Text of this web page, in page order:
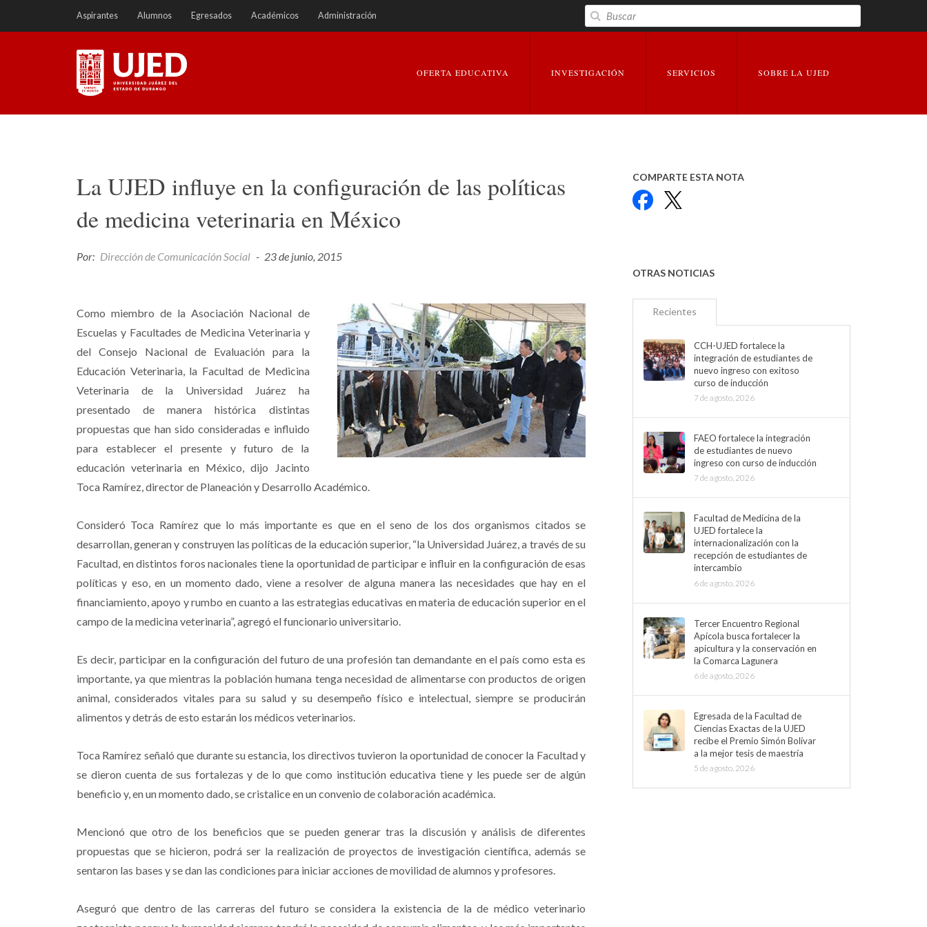
a
Buscar Buscar
Aspirantes Alumnos Egresados Académicos Administración
EXPANDIR
OFERTA EDUCATIVA EXPANDIR
INVESTIGACIÓN EXPANDIR
SERVICIOS EXPANDIR
SOBRE LA UJED
La UJED influye en la configuración de las políticas
de medicina veterinaria en México
Por: Dirección de Comunicación Social - 23 de junio, 2015
Como miembro de la Asociación Nacional de
Escuelas y Facultades de Medicina Veterinaria y
del Consejo Nacional de Evaluación para la
Educación Veterinaria, la Facultad de Medicina
Veterinaria de la Universidad Juárez ha
presentado de manera histórica distintas
propuestas que han sido consideradas e influido
para establecer el presente y futuro de la
educación veterinaria en México, dijo Jacinto
Toca Ramírez, director de Planeación y Desarrollo Académico.
Consideró Toca Ramírez que lo más importante es que en el seno de los dos organismos citados se
desarrollan, generan y construyen las políticas de la educación superior, “la Universidad Juárez, a través de su
Facultad, en distintos foros nacionales tiene la oportunidad de participar e influir en la configuración de esas
políticas y eso, en un momento dado, viene a resolver de alguna manera las necesidades que hay en el
financiamiento, apoyo y rumbo en cuanto a las estrategias educativas en materia de educación superior en el
campo de la medicina veterinaria”, agregó el funcionario universitario.
Es decir, participar en la configuración del futuro de una profesión tan demandante en el país como esta es
importante, ya que mientras la población humana tenga necesidad de alimentarse con productos de origen
animal, considerados vitales para su salud y su desempeño físico e intelectual, siempre se producirán
alimentos y detrás de esto estarán los médicos veterinarios.
Toca Ramírez señaló que durante su estancia, los directivos tuvieron la oportunidad de conocer la Facultad y
se dieron cuenta de sus fortalezas y de lo que como institución educativa tiene y les puede ser de algún
beneficio y, en un momento dado, se cristalice en un convenio de colaboración académica.
Mencionó que otro de los beneficios que se pueden generar tras la discusión y análisis de diferentes
propuestas que se hicieron, podrá ser la realización de proyectos de investigación científica, además se
sentaron las bases y se dan las condiciones para iniciar acciones de movilidad de alumnos y profesores.
Aseguró que dentro de las carreras del futuro se considera la existencia de la de médico veterinario
COMPARTE ESTA NOTA
Facebook
OTRAS NOTICIAS
Recientes
CCH-UJED fortalece la
integración de estudiantes de
nuevo ingreso con exitoso
curso de inducción
7 de agosto, 2026
FAEO fortalece la integración
de estudiantes de nuevo
ingreso con curso de inducción
7 de agosto, 2026
Facultad de Medicina de la
UJED fortalece la
internacionalización con la
recepción de estudiantes de
intercambio
6 de agosto, 2026
Tercer Encuentro Regional
Apícola busca fortalecer la
apicultura y la conservación en
la Comarca Lagunera
6 de agosto, 2026
Egresada de la Facultad de
Ciencias Exactas de la UJED
recibe el Premio Simón Bolívar
a la mejor tesis de maestría
5 de agosto, 2026